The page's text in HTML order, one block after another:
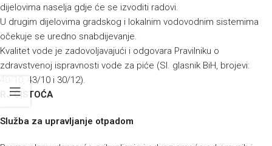
dijelovima naselja gdje će se izvoditi radovi.
U drugim dijelovima gradskog i lokalnim vodovodnim sistemima
očekuje se uredno snabdijevanje.
Kvalitet vode je zadovoljavajući i odgovara Pravilniku o
zdravstvenoj ispravnosti vode za piće (Sl. glasnik BiH, brojevi:
40/10, 43/10 i 30/12).
RJ ČISTOĆA
Služba za upravljanje otpadom